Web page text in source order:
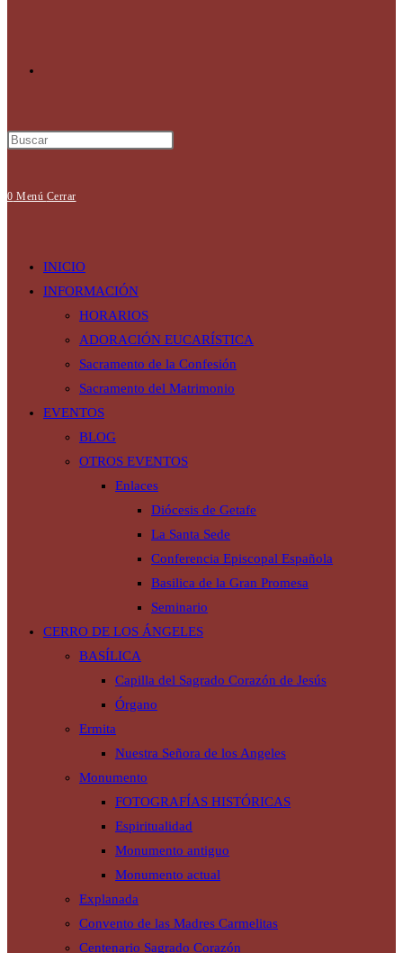
0 Menú Cerrar
INICIO
INFORMACIÓN
HORARIOS
ADORACIÓN EUCARÍSTICA
Sacramento de la Confesión
Sacramento del Matrimonio
EVENTOS
BLOG
OTROS EVENTOS
Enlaces
Diócesis de Getafe
La Santa Sede
Conferencia Episcopal Española
Basilica de la Gran Promesa
Seminario
CERRO DE LOS ÁNGELES
BASÍLICA
Capilla del Sagrado Corazón de Jesús
Órgano
Ermita
Nuestra Señora de los Angeles
Monumento
FOTOGRAFÍAS HISTÓRICAS
Espiritualidad
Monumento antiguo
Monumento actual
Explanada
Convento de las Madres Carmelitas
Centenario Sagrado Corazón